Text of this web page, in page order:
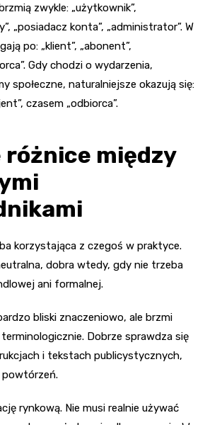
zwykle: „użytkownik”,
„posiadacz konta”, „administrator”. W
po: „klient”, „abonent”,
Gdy chodzi o wydarzenia,
społeczne, naturalniejsze okazują się:
czasem „odbiorca”.
między
korzystająca z czegoś w praktyce.
dobra wtedy, gdy nie trzeba
ani formalnej.
bliski znaczeniowo, ale brzmi
Dobrze sprawdza się
i tekstach publicystycznych,
powtórzeń.
rynkową. Nie musi realnie używać